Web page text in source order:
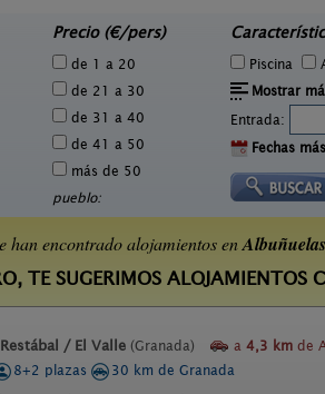
Precio (€/pers)
de 1 a 20
de 21 a 30
de 31 a 40
de 41 a 50
más de 50
pueblo:
Piscina
Mostrar
Entrada:
Fechas
han encontrado alojamientos enAlbuñuelas
TE SUGERIMOS ALOJAMIENTOS
Restábal / El Valle (Granada) a 4,3 km de
8+2 plazas
30 km de Granada